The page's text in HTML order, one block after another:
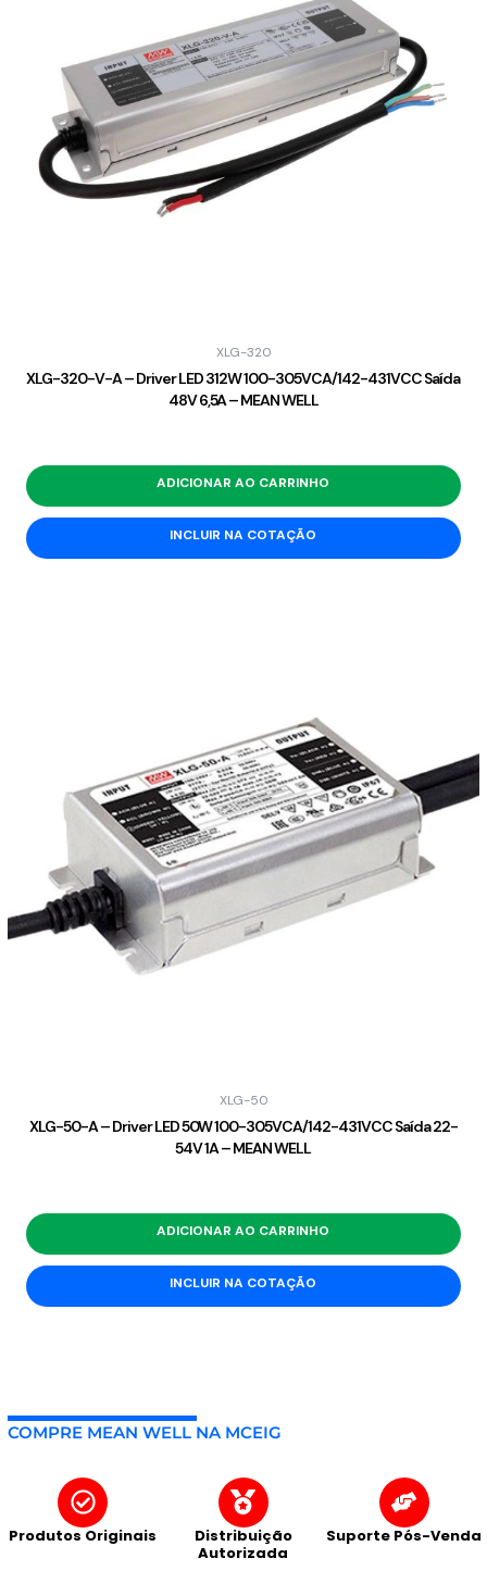
XLG-320
XLG-320-V-A – Driver LED 312W 100-305VCA/142-431VCC Saída
48V 6,5A – MEAN WELL
ADICIONAR AO CARRINHO
INCLUIR NA COTAÇÃO
XLG-50
XLG-50-A – Driver LED 50W 100-305VCA/142-431VCC Saída 22-
54V 1A – MEAN WELL
ADICIONAR AO CARRINHO
INCLUIR NA COTAÇÃO
COMPRE MEAN WELL NA MCEIG
Produtos Originais
Distribuição
Autorizada
Suporte Pós-Venda